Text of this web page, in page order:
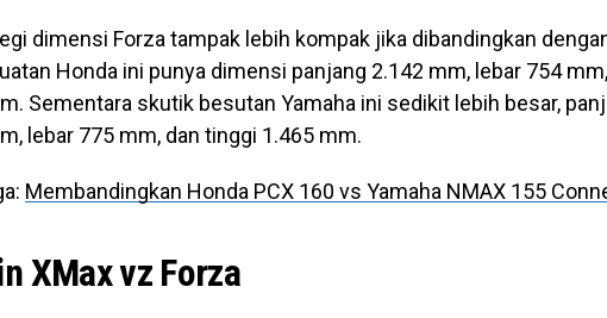
dimensi Forza tampak lebih kompak jika dibandingkan
Honda ini punya dimensi panjang 2.142 mm, lebar 754
Sementara skutik besutan Yamaha ini sedikit lebih besar,
lebar 775 mm, dan tinggi 1.465 mm.
Membandingkan Honda PCX 160 vs Yamaha NMAX 155
XMax vz Forza